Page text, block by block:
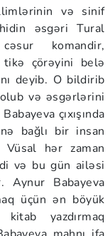
və sinif
əsgəri Tural
komandir,
tikə çörəyini belə
deyib. O bildirib
və əsgərlərini
çıxışında
bağlı bir insan
hər zaman
və bu gün ailəsi
Aynur Babayeva
üçün ən böyük
yazdırmaq